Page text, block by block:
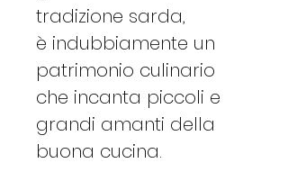
tradizione sarda,
è indubbiamente un
patrimonio culinario
che incanta piccoli e
grandi amanti della
buona cucina.